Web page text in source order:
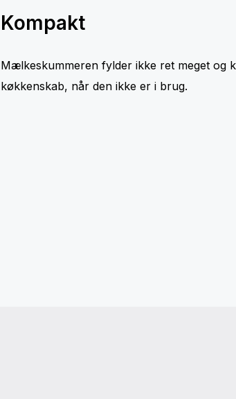
Kompakt
Mælkeskummeren fylder ikke ret meget og
køkkenskab, når den ikke er i brug.